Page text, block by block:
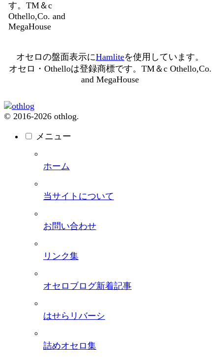
す。TM＆c
Othello,Co. and
MegaHouse
オセロの盤面表示にHamliteを使用しています。
オセロ・Othelloは登録商標です。TM＆c Othello,Co.
and MegaHouse
© 2016-2026 othlog.
メニュー
ホーム
当サイトについて
お問い合わせ
リンク集
オセロブログ新着記事
はせらリバーシ
詰めオセロ集